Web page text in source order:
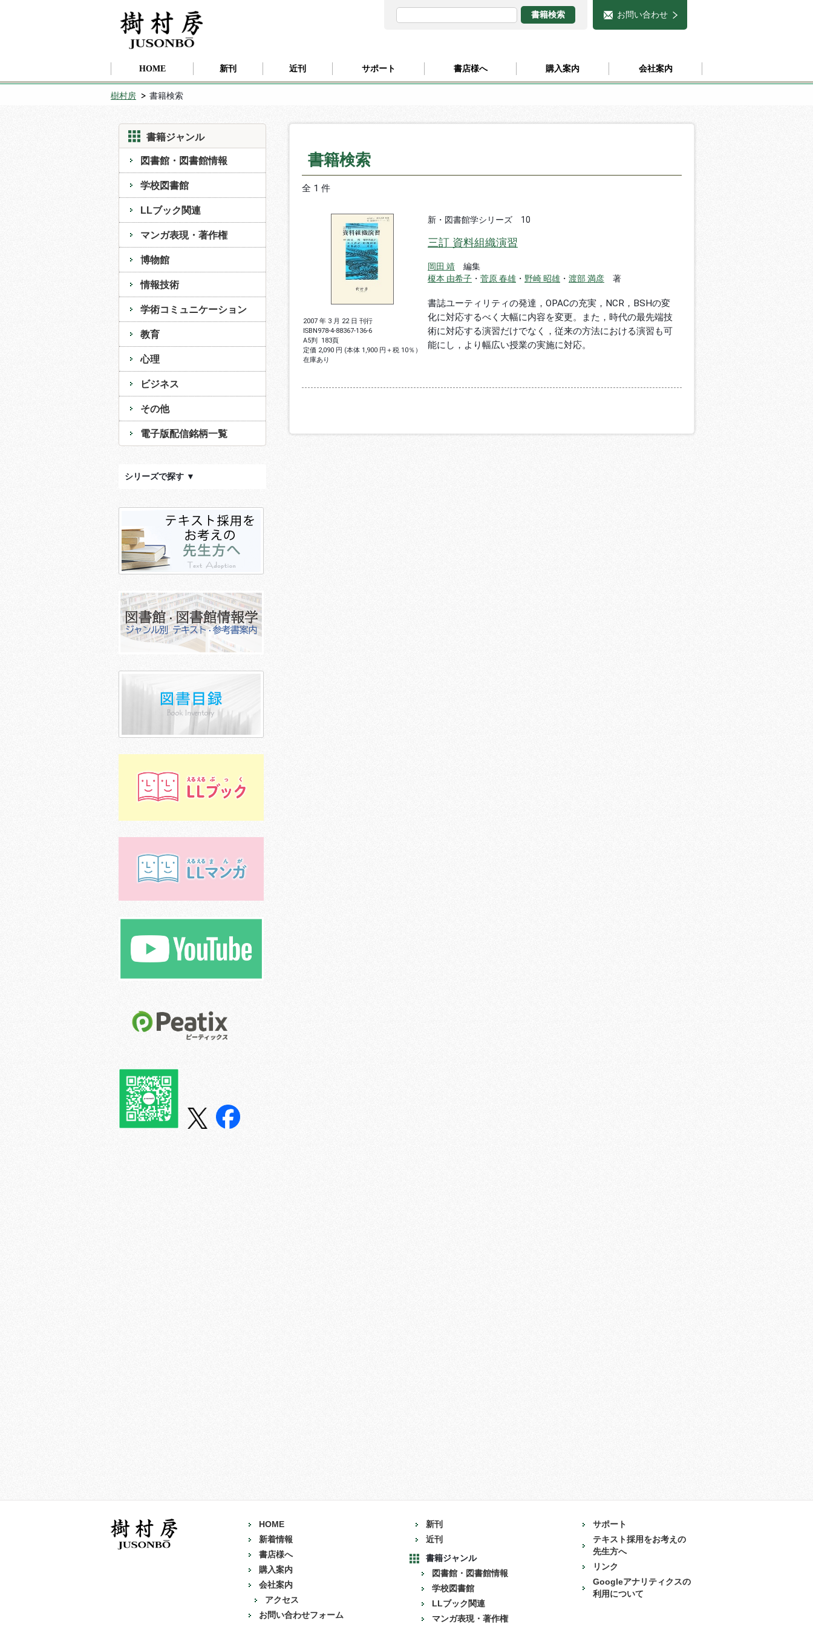
お問い合わせ
HOME 新刊 近刊 サポート 書店様へ 購入案内 会社案内
樹村房 書籍検索
書籍ジャンル
図書館・図書館情報
学校図書館
LLブック関連
マンガ表現・著作権
博物館
情報技術
学術コミュニケーション
教育
心理
ビジネス
その他
電子版配信銘柄一覧
シリーズで探す ▼
書籍検索
全 1 件
2007 年 3 月 22 日 刊行
ISBN978-4-88367-136-6
A5判 183頁
定価 2,090 円 (本体 1,900 円＋税 10％）
在庫あり
新・図書館学シリーズ 10
三訂 資料組織演習
岡田 靖 編集
榎本 由希子 ・ 菅原 春雄 ・ 野崎 昭雄 ・ 渡部 満彦 著
書誌ユーティリティの発達，OPACの充実，NCR，BSHの変
化に対応するべく大幅に内容を変更。また，時代の最先端技
術に対応する演習だけでなく，従来の方法における演習も可
能にし，より幅広い授業の実施に対応。
HOME
新着情報
書店様へ
購入案内
会社案内
アクセス
お問い合わせフォーム
新刊
近刊
書籍ジャンル
図書館・図書館情報
学校図書館
LLブック関連
マンガ表現・著作権
サポート
テキスト採用をお考えの
先生方へ
リンク
Googleアナリティクスの
利用について